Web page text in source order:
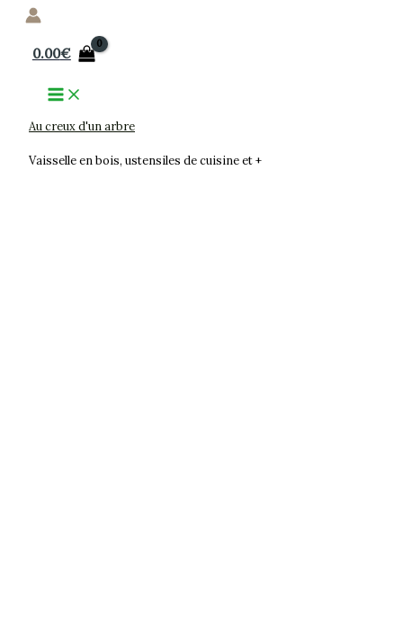
Aller
contenu
0.00€
Au creux d'un arbre
Vaisselle en bois, ustensiles de cuisine et +